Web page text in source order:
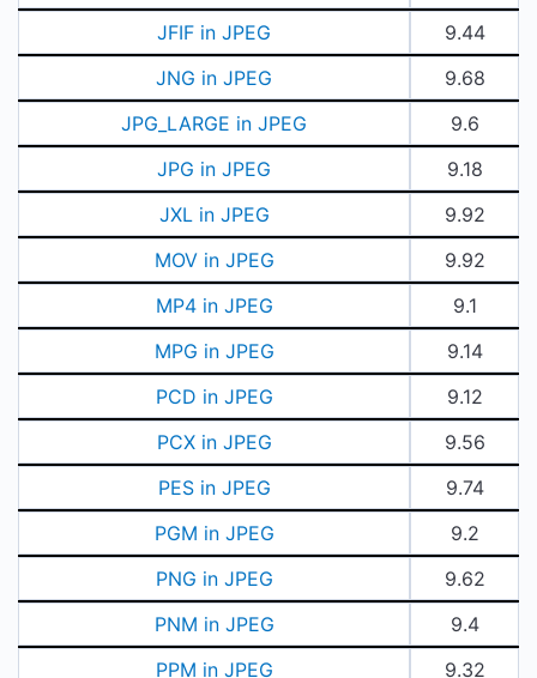
JFIF in JPEG
9.44
JNG in JPEG
9.68
JPG_LARGE in JPEG
9.6
JPG in JPEG
9.18
JXL in JPEG
9.92
MOV in JPEG
9.92
MP4 in JPEG
9.1
MPG in JPEG
9.14
PCD in JPEG
9.12
PCX in JPEG
9.56
PES in JPEG
9.74
PGM in JPEG
9.2
PNG in JPEG
9.62
PNM in JPEG
9.4
PPM in JPEG
9.32